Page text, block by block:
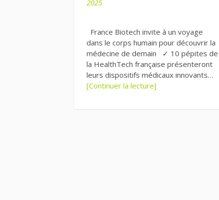
2025
France Biotech invite à un voyage
dans le corps humain pour découvrir la
médecine de demain ✓ 10 pépites de
la HealthTech française présenteront
leurs dispositifs médicaux innovants…
[Continuer la lecture]